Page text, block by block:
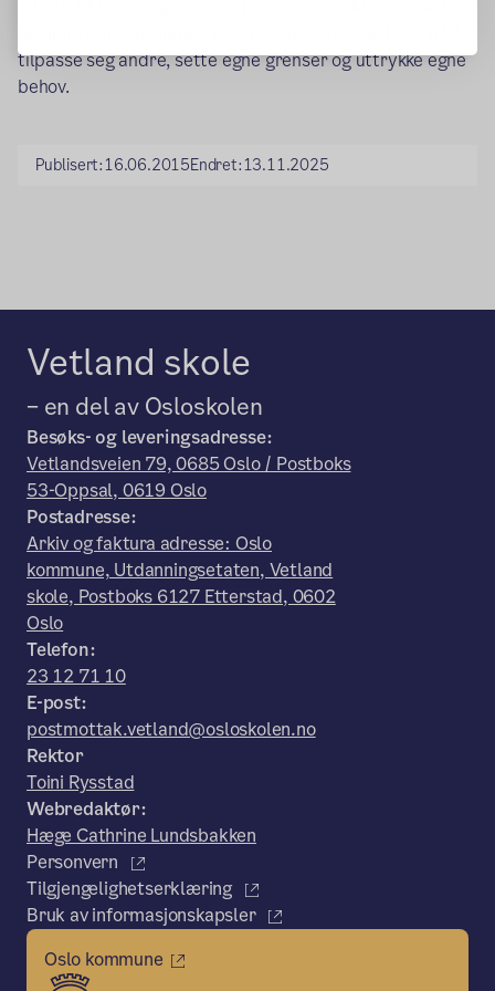
tilpasse seg andre, sette egne grenser og uttrykke egne
behov.
Publisert:16.06.2015Endret:13.11.2025
Vetland skole
– en del av Osloskolen
Besøks- og leveringsadresse:
Vetlandsveien 79, 0685 Oslo / Postboks
53-Oppsal, 0619 Oslo
Postadresse:
Arkiv og faktura adresse: Oslo
kommune, Utdanningsetaten, Vetland
skole, Postboks 6127 Etterstad, 0602
Oslo
Telefon:
23 12 71 10
E-post:
postmottak.vetland@osloskolen.no
Rektor
Toini Rysstad
Webredaktør:
Hæge Cathrine Lundsbakken
Personvern
Tilgjengelighetserklæring
Bruk av informasjonskapsler
Oslo kommune